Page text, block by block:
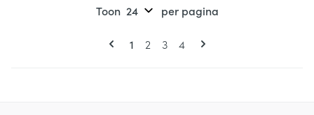
Pagina's
U lees momenteel pagina
1 Pagina
2 Pagina
3 Pagina
4
Toon per pagina